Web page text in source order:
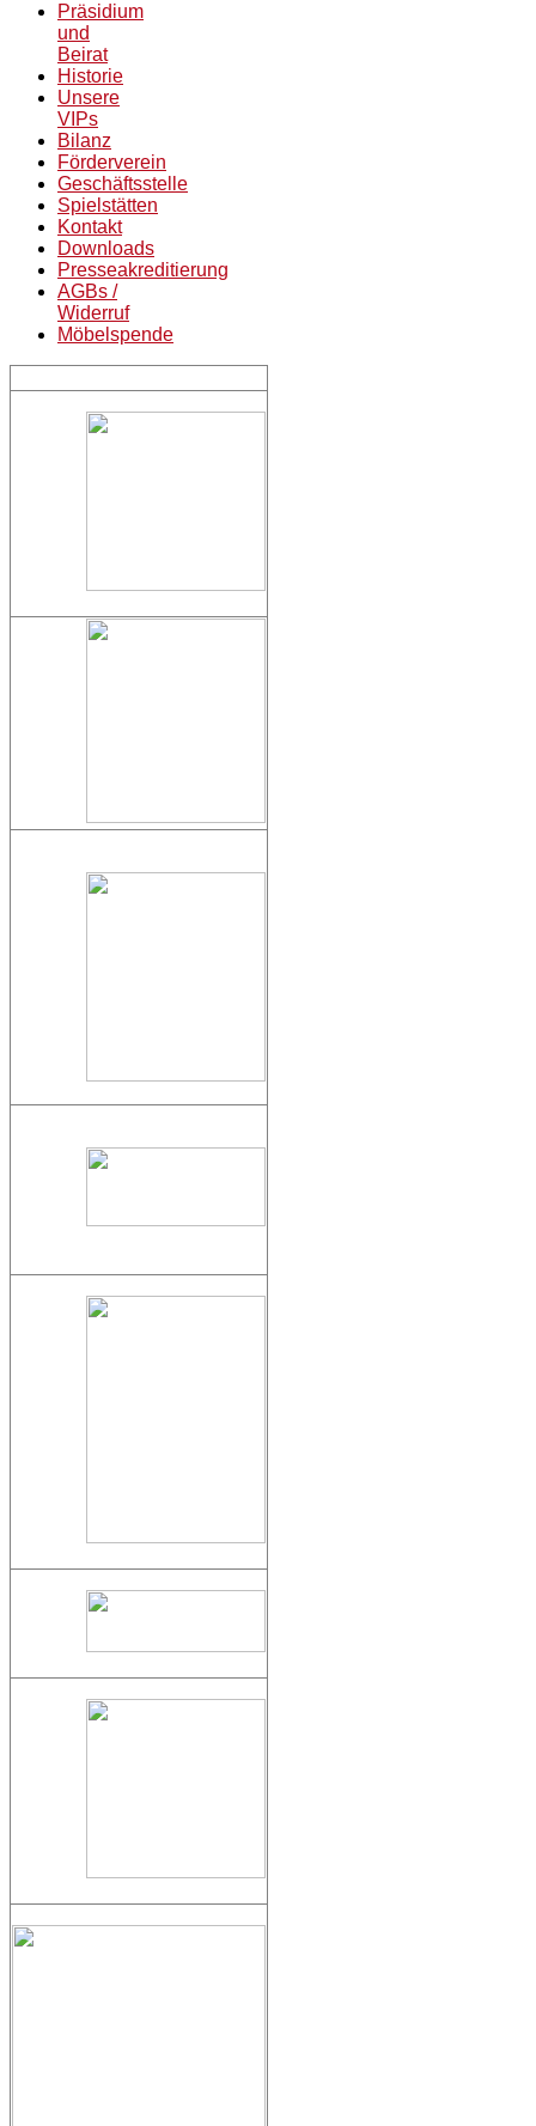
Präsidium
und
Beirat
Historie
Unsere
VIPs
Bilanz
Förderverein
Geschäftsstelle
Spielstätten
Kontakt
Downloads
Presseakreditierung
AGBs /
Widerruf
Möbelspende